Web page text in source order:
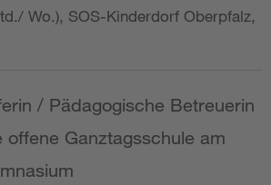
Wo.), SOS-Kinderdorf Oberpfalz,
/ Pädagogische Betreuerin
offene Ganztagsschule am